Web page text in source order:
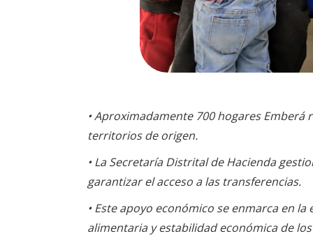
• Aproximadamente 700 hogares
territorios de origen.
• La Secretaría Distrital de Hacienda
garantizar el acceso a las transferencias.
• Este apoyo económico se enmarca en
alimentaria y estabilidad económica de